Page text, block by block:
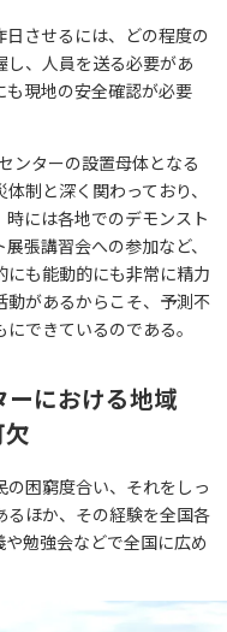
させるには、どの程度の
、人員を送る必要があ
現地の安全確認が必要
ンターの設置母体となる
制と深く関わっており、
には各地でのデモンスト
張講習会への参加など、
も能動的にも非常に精力
動があるからこそ、予測不
できているのである。
における地域
困窮度合い、それをしっ
ほか、その経験を全国各
勉強会などで全国に広め